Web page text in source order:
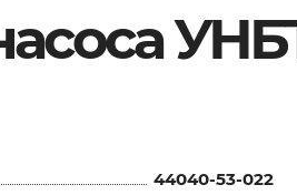
44040-53-022